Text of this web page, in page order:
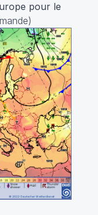
pour le